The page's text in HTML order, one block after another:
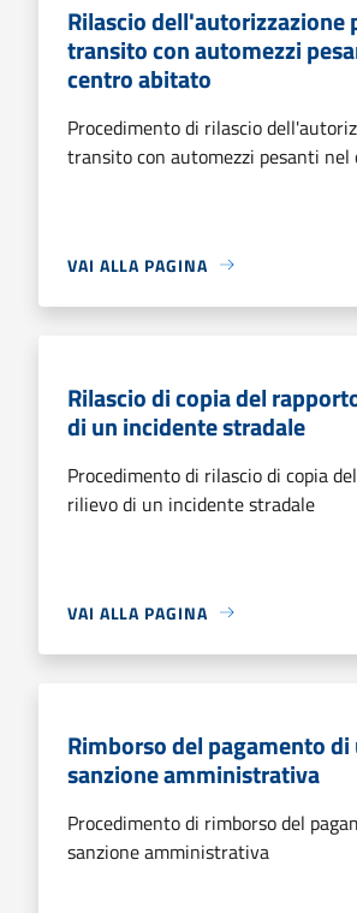
Rilascio dell'autorizzazione
transito con automezzi
centro abitato
Procedimento di rilascio
transito con automezzi pesanti
VAI ALLA PAGINA
Rilascio di copia del
di un incidente stradale
Procedimento di rilascio di copia
rilievo di un incidente stradale
VAI ALLA PAGINA
Rimborso del pagamento di
sanzione amministrativa
Procedimento di rimborso del
sanzione amministrativa